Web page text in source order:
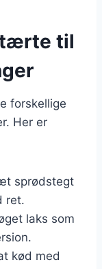
til
forskellige
Her er
sprødstegt
ret.
laks som
kød med